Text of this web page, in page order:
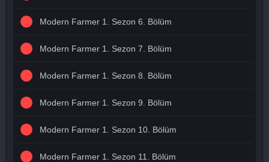
Modern Farmer 1. Sezon 6. Bölüm
Modern Farmer 1. Sezon 7. Bölüm
Modern Farmer 1. Sezon 8. Bölüm
Modern Farmer 1. Sezon 9. Bölüm
Modern Farmer 1. Sezon 10. Bölüm
Modern Farmer 1. Sezon 11. Bölüm